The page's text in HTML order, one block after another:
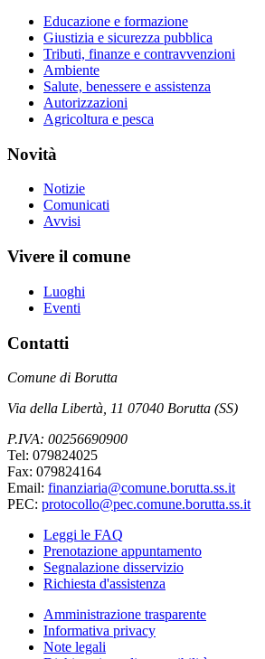
Educazione e formazione
Giustizia e sicurezza pubblica
Tributi, finanze e contravvenzioni
Ambiente
Salute, benessere e assistenza
Autorizzazioni
Agricoltura e pesca
Novità
Notizie
Comunicati
Avvisi
Vivere il comune
Luoghi
Eventi
Contatti
Comune di Borutta
Via della Libertà, 11 07040 Borutta (SS)
P.IVA: 00256690900
Tel: 079824025
Fax: 079824164
Email: finanziaria@comune.borutta.ss.it
PEC: protocollo@pec.comune.borutta.ss.it
Leggi le FAQ
Prenotazione appuntamento
Segnalazione disservizio
Richiesta d'assistenza
Amministrazione trasparente
Informativa privacy
Note legali